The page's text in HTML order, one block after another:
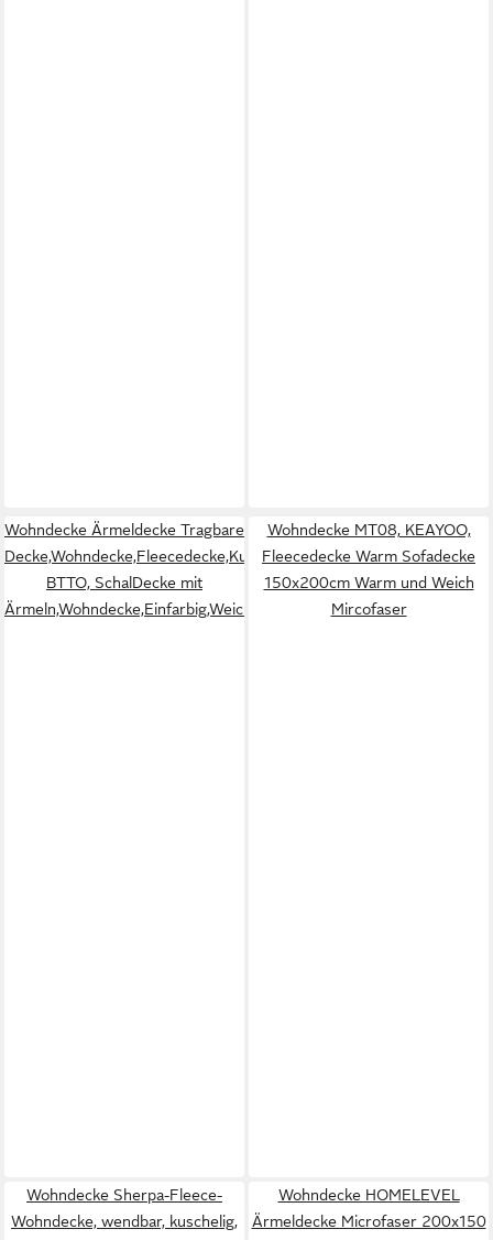
Wohndecke Ärmeldecke Tragbare
Decke,Wohndecke,Fleecedecke,Kuscheldecke,
BTTO, SchalDecke mit
Ärmeln,Wohndecke,Einfarbig,Weich
Wohndecke MT08, KEAYOO,
Fleecedecke Warm Sofadecke
150x200cm Warm und Weich
Mircofaser
Wohndecke Sherpa-Fleece-
Wohndecke, wendbar, kuschelig,
Wohndecke HOMELEVEL
Ärmeldecke Microfaser 200x150